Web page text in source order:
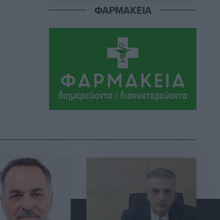
ΣΕΓΑΣ: Πιστώθηκαν τα έξοδα
πριν 5 ώρες
Ευρωπαϊκό Πρωτάθλημα Στίβου: Πότε
αγωνίζονται η Μαγκούλια, η
Σπανουδάκη και ο Κριτούλης
Διαγόρας: Ανανέωσε ο Μιχάλης
πριν 6 ώρες
ΦΑΡΜΑΚΕΙΑ